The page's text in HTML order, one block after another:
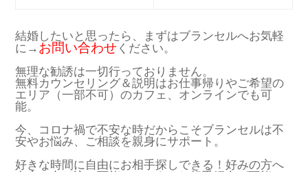
結婚したいと思ったら、まずはブランセルへお気軽
に→ お問い合わせ ください。
無理な勧誘は一切行っておりません。
無料カウンセリング＆説明はお仕事帰りやご希望の
エリア（一部不可）のカフェ、オンラインでも可
能。
今、コロナ禍で不安な時だからこそブランセルは不
安やお悩み、ご相談を親身にサポート。
好きな時間に自由にお相手探しできる！好みの方へ